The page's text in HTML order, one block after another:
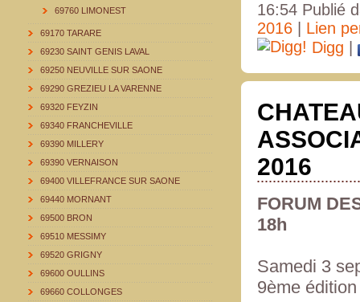
69760 LIMONEST
69170 TARARE
69230 SAINT GENIS LAVAL
69250 NEUVILLE SUR SAONE
69290 GREZIEU LA VARENNE
69320 FEYZIN
69340 FRANCHEVILLE
69390 MILLERY
69390 VERNAISON
69400 VILLEFRANCE SUR SAONE
69440 MORNANT
69500 BRON
69510 MESSIMY
69520 GRIGNY
69600 OULLINS
69660 COLLONGES
16:54 Publié
2016
Lien
Digg
2016
FORUM
18h
Samedi 3
9ème